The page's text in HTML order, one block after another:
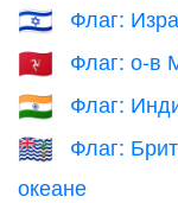
🇮🇱 Флаг:
🇮🇲 Флаг: о-в
🇮🇳 Флаг:
🇮🇴
Флаг:
океане